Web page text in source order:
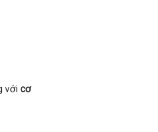
với cơ